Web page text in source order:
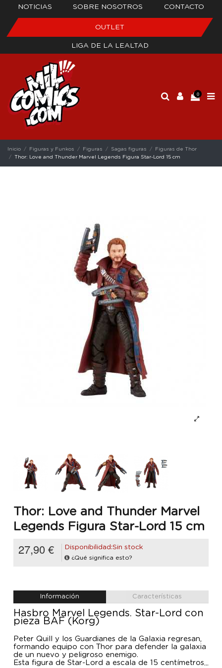
NOTICIAS SOBRE NOSOTROS CONTACTO
OUTLET
LIGA DE LA LEALTAD
0
Inicio Figuras y Funkos Figuras Sagas figuras
Figuras de Thor
Thor: Love and Thunder Marvel Legends Figura Star-Lord 15 cm
Thor: Love and Thunder Marvel
Legends Figura Star-Lord 15 cm
27,90 € Disponibilidad:Sin stock
¿Qué significa esto?
Información Características
Hasbro Marvel Legends. Star-Lord con
pieza BAF (Korg)
Peter Quill y los Guardianes de la Galaxia regresan,
formando equipo con Thor para defender la galaxia
de un nuevo y peligroso enemigo.
Esta figura de Star-Lord a escala de 15 centímetros